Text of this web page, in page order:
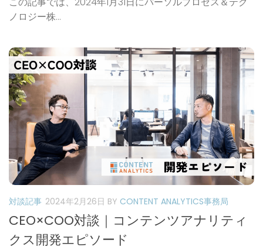
ノロジー株...
対談記事 2024年2月26日 BY CONTENT ANALYTICS事務局
CEO×COO対談｜コンテンツアナリティ
クス開発エピソード